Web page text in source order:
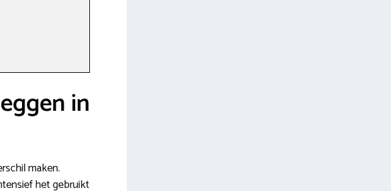
in
maken.
het gebruikt